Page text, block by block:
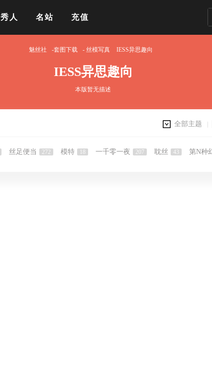
秀人 名站 充值
魅丝社 -套图下载 - 丝模写真 IESS异思趣向
IESS异思趣向
本版暂无描述
全部主题
丝足便当 272 模特 18 一千零一夜 207 耽丝 43 第N种